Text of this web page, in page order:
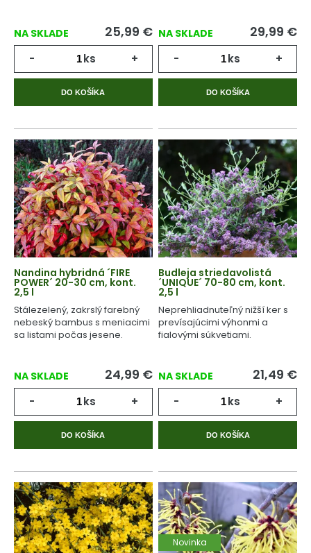
NA SKLADE 25,99 €
- ks +
DO KOŠÍKA
NA SKLADE 29,99 €
- ks +
DO KOŠÍKA
Nandina hybridná ´FIRE
POWER´ 20-30 cm, kont.
2,5 l
Stálezelený, zakrslý farebný
nebeský bambus s meniacimi
sa listami počas jesene.
NA SKLADE 24,99 €
- ks +
DO KOŠÍKA
Budleja striedavolistá
´UNIQUE´ 70-80 cm, kont.
2,5 l
Neprehliadnuteľný nižší ker s
prevísajúcimi výhonmi a
fialovými súkvetiami.
NA SKLADE 21,49 €
- ks +
DO KOŠÍKA
Novinka